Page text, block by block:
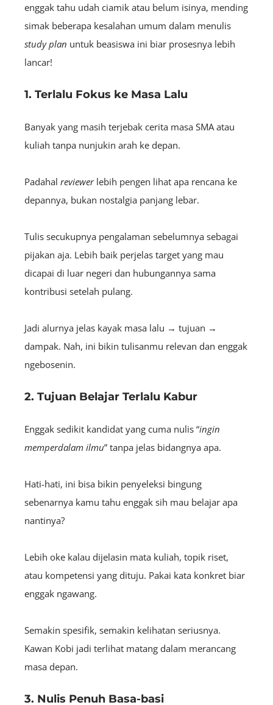
enggak tahu udah ciamik atau belum isinya, mending
simak beberapa kesalahan umum dalam menulis
study plan untuk beasiswa ini biar prosesnya lebih
lancar!
1. Terlalu Fokus ke Masa Lalu
Banyak yang masih terjebak cerita masa SMA atau
kuliah tanpa nunjukin arah ke depan.
Padahal reviewerlebih pengen lihat apa rencana ke
depannya, bukan nostalgia panjang lebar.
Tulis secukupnya pengalaman sebelumnya sebagai
pijakan aja. Lebih baik perjelas target yang mau
dicapai di luar negeri dan hubungannya sama
kontribusi setelah pulang.
Jadi alurnya jelas kayak masa lalu → tujuan →
dampak. Nah, ini bikin tulisanmu relevan dan enggak
ngebosenin.
2. Tujuan Belajar Terlalu Kabur
Enggak sedikit kandidat yang cuma nulis “ingin
memperdalam ilmu” tanpa jelas bidangnya apa.
Hati-hati, ini bisa bikin penyeleksi bingung
sebenarnya kamu tahu enggak sih mau belajar apa
nantinya?
Lebih oke kalau dijelasin mata kuliah, topik riset,
atau kompetensi yang dituju. Pakai kata konkret biar
enggak ngawang.
Semakin spesifik, semakin kelihatan seriusnya.
Kawan Kobi jadi terlihat matang dalam merancang
masa depan.
3. Nulis Penuh Basa-basi